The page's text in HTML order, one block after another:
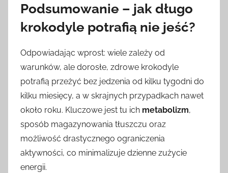
Podsumowanie – jak długo
krokodyle potrafią nie jeść?
Odpowiadając wprost: wiele zależy od
warunków, ale dorosłe, zdrowe krokodyle
potrafią przeżyć bez jedzenia od kilku tygodni do
kilku miesięcy, a w skrajnych przypadkach nawet
około roku. Kluczowe jest tu ich metabolizm,
sposób magazynowania tłuszczu oraz
możliwość drastycznego ograniczenia
aktywności, co minimalizuje dzienne zużycie
energii.